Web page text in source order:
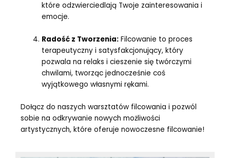
które odzwierciedlają Twoje zainteresowania i
emocje.
Radość z Tworzenia: Filcowanie to proces
terapeutyczny i satysfakcjonujący, który
pozwala na relaks i cieszenie się twórczymi
chwilami, tworząc jednocześnie coś
wyjątkowego własnymi rękami.
Dołącz do naszych warsztatów filcowania i pozwól
sobie na odkrywanie nowych możliwości
artystycznych, które oferuje nowoczesne filcowanie!